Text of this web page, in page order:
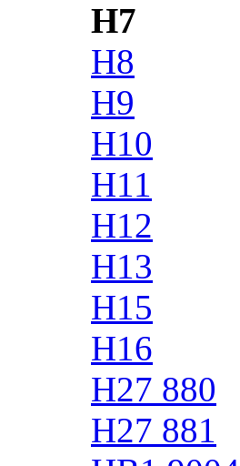
H7
H8
H9
H10
H11
H12
H13
H15
H16
H27 880
H27 881